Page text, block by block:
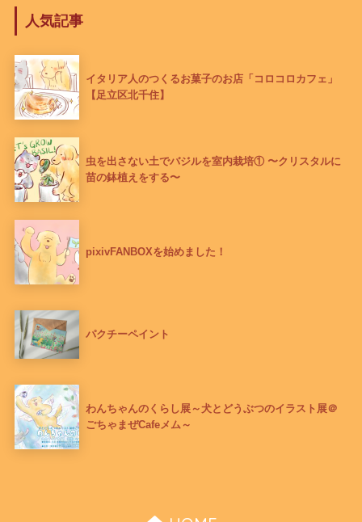
人気記事
イタリア人のつくるお菓子のお店「コロコロカフェ」
【足立区北千住】
虫を出さない土でバジルを室内栽培① 〜クリスタルに
苗の鉢植えをする〜
pixivFANBOXを始めました！
パクチーペイント
わんちゃんのくらし展～犬とどうぶつのイラスト展＠
ごちゃまぜCafeメム～